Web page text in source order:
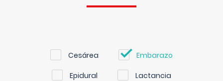
Cesárea Embarazo
Epidural Lactancia